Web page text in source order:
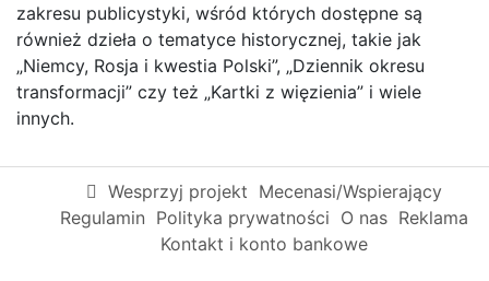
zakresu publicystyki, wśród których dostępne są
również dzieła o tematyce historycznej, takie jak
„Niemcy, Rosja i kwestia Polski”, „Dziennik okresu
transformacji” czy też „Kartki z więzienia” i wiele
innych.
Wesprzyj projekt Mecenasi/Wspierający
Regulamin Polityka prywatności O nas Reklama
Kontakt i konto bankowe